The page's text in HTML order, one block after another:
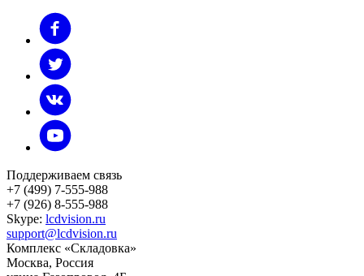
Поддерживаем связь
+7 (499) 7-555-988
+7 (926) 8-555-988
Skype: lcdvision.ru
support@lcdvision.ru
Комплекс «Складовка»
Москва, Россия